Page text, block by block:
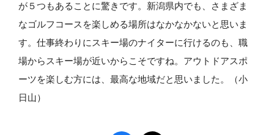
が５つもあることに驚きです。新潟県内でも、さまざま
なゴルフコースを楽しめる場所はなかなかないと思いま
す。仕事終わりにスキー場のナイターに行けるのも、職
場からスキー場が近いからこそですね。アウトドアスポ
ーツを楽しむ方には、最高な地域だと思いました。（小
日山）